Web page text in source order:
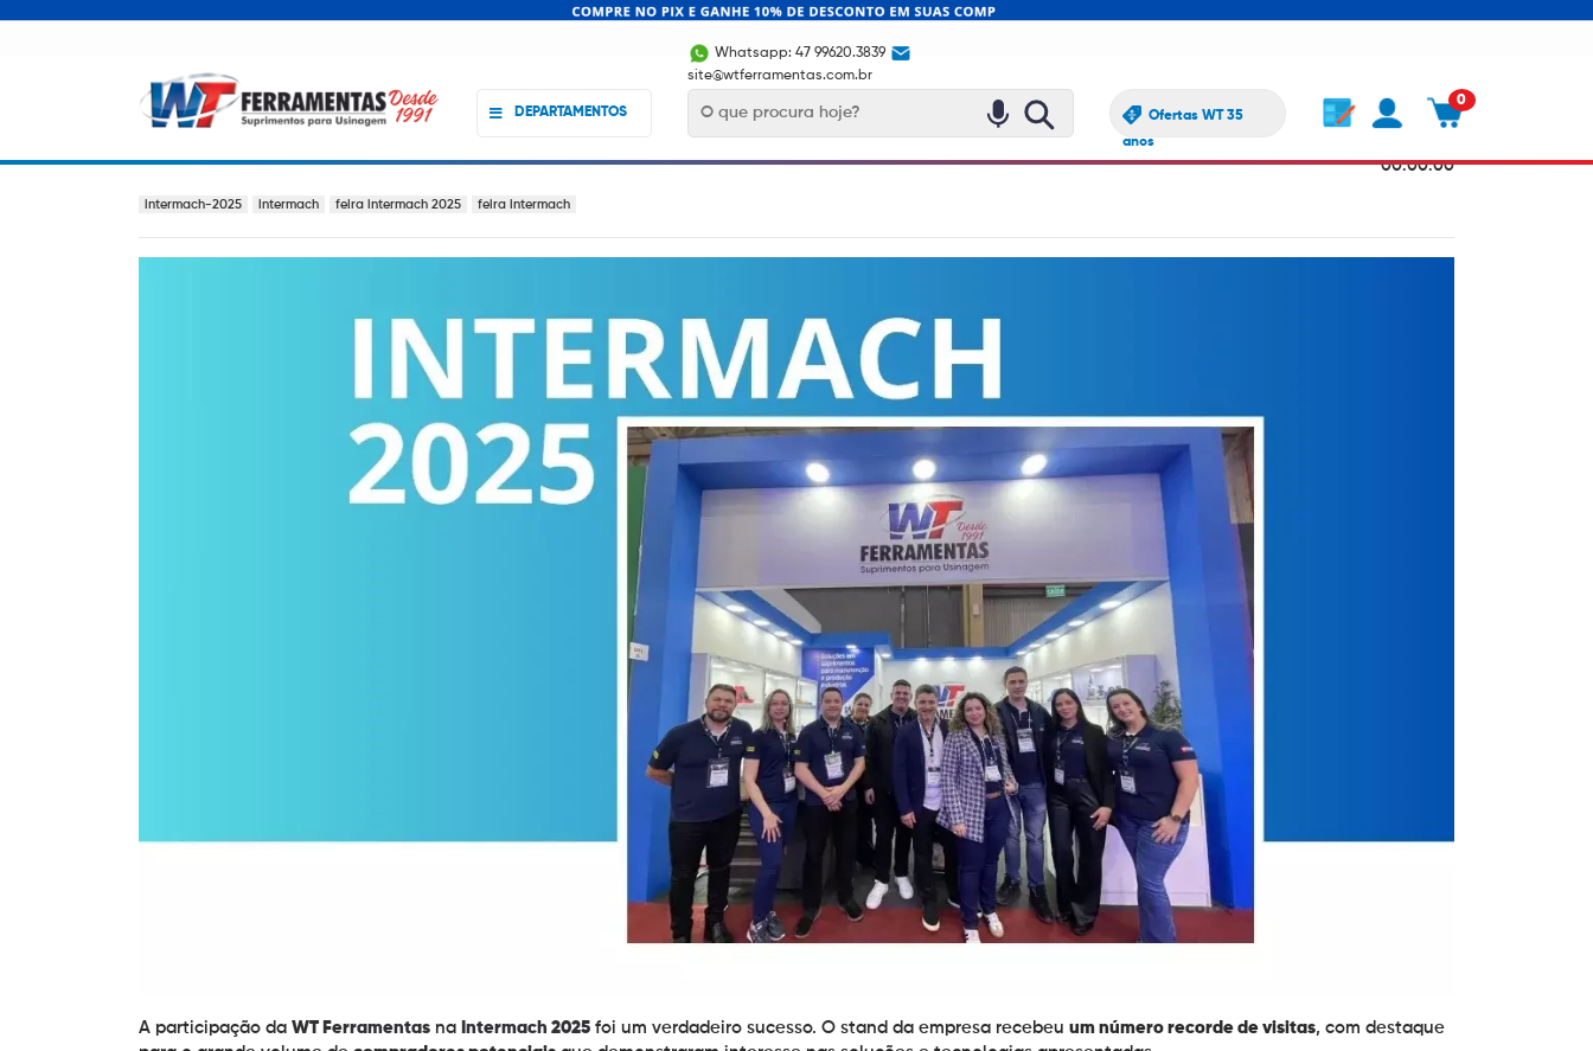
DEPARTAMENTOS
Whatsapp: 47 99620.3839
site@wtferramentas.com.br
Ofertas WT 35
anos
0
Intermach 2025
00:00:00
intermach-2025 intermach feira intermach 2025 feira intermach
A participação da WT Ferramentas na Intermach 2025 foi um verdadeiro sucesso. O stand da empresa recebeu um número recorde de visitas, com destaque